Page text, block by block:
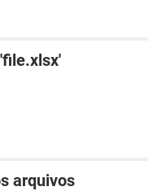
arquivos